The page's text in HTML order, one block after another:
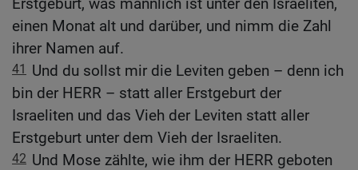
einen Monat alt und darüber, und nimm die Zahl
ihrer Namen auf.
41 Und du sollst mir die Leviten geben – denn ich
bin der HERR – statt aller Erstgeburt der
Israeliten und das Vieh der Leviten statt aller
Erstgeburt unter dem Vieh der Israeliten.
42 Und Mose zählte, wie ihm der HERR geboten